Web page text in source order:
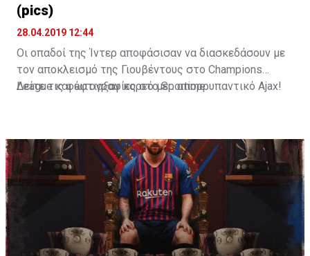
(pics)
28.04.2019 12:44
Οι οπαδοί της Ίντερ αποφάσισαν να διασκεδάσουν με
τον αποκλεισμό της Γιουβέντους στο Champions
League και έφτιαξαν κορεό με... απορρυπαντικό Ajax!
Δείτε τις φωτογραφίες στοSportime